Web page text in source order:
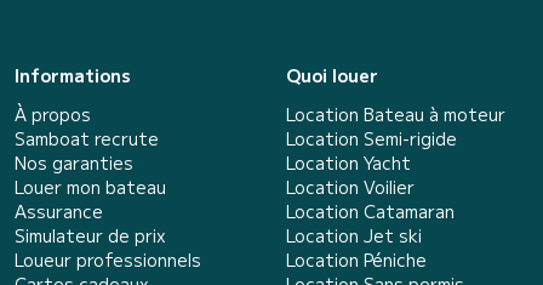
Informations
À propos
Samboat recrute
Nos garanties
Louer mon bateau
Assurance
Simulateur de prix
Loueur professionnels
Quoi louer
Location Bateau à moteur
Location Semi-rigide
Location Yacht
Location Voilier
Location Catamaran
Location Jet ski
Location Péniche